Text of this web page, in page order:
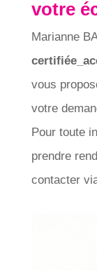
votre
Marianne
vous
votre
Pour toute
prendre
contacter